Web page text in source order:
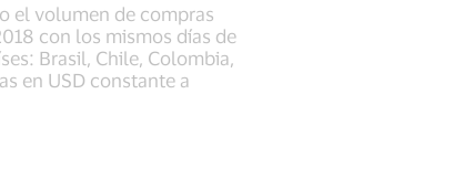
el volumen de compras
con los mismos días de
Brasil, Chile, Colombia,
en USD constante a